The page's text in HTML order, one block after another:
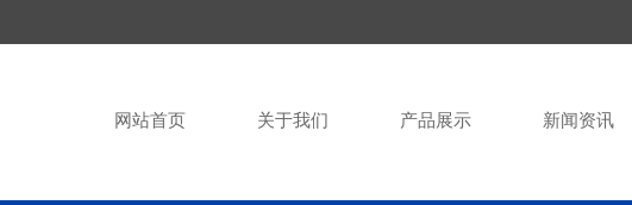
网站首页 关于我们 产品展示 新闻资讯